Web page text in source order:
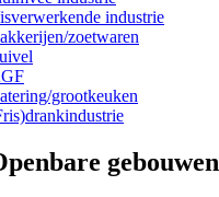
industrie
zoetwaren
grootkeuken
gebouwen